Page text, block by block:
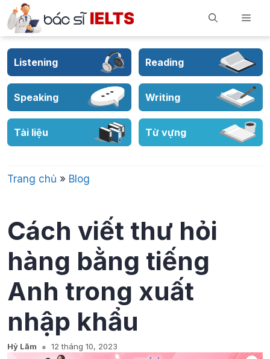
Skip
to
content
Listening Reading
Speaking Writing
Tài liệu Từ vựng
Trang chủ » Blog
Cách viết thư hỏi
hàng bằng tiếng
Anh trong xuất
nhập khẩu
Hỷ Lãm 12 tháng 10, 2023